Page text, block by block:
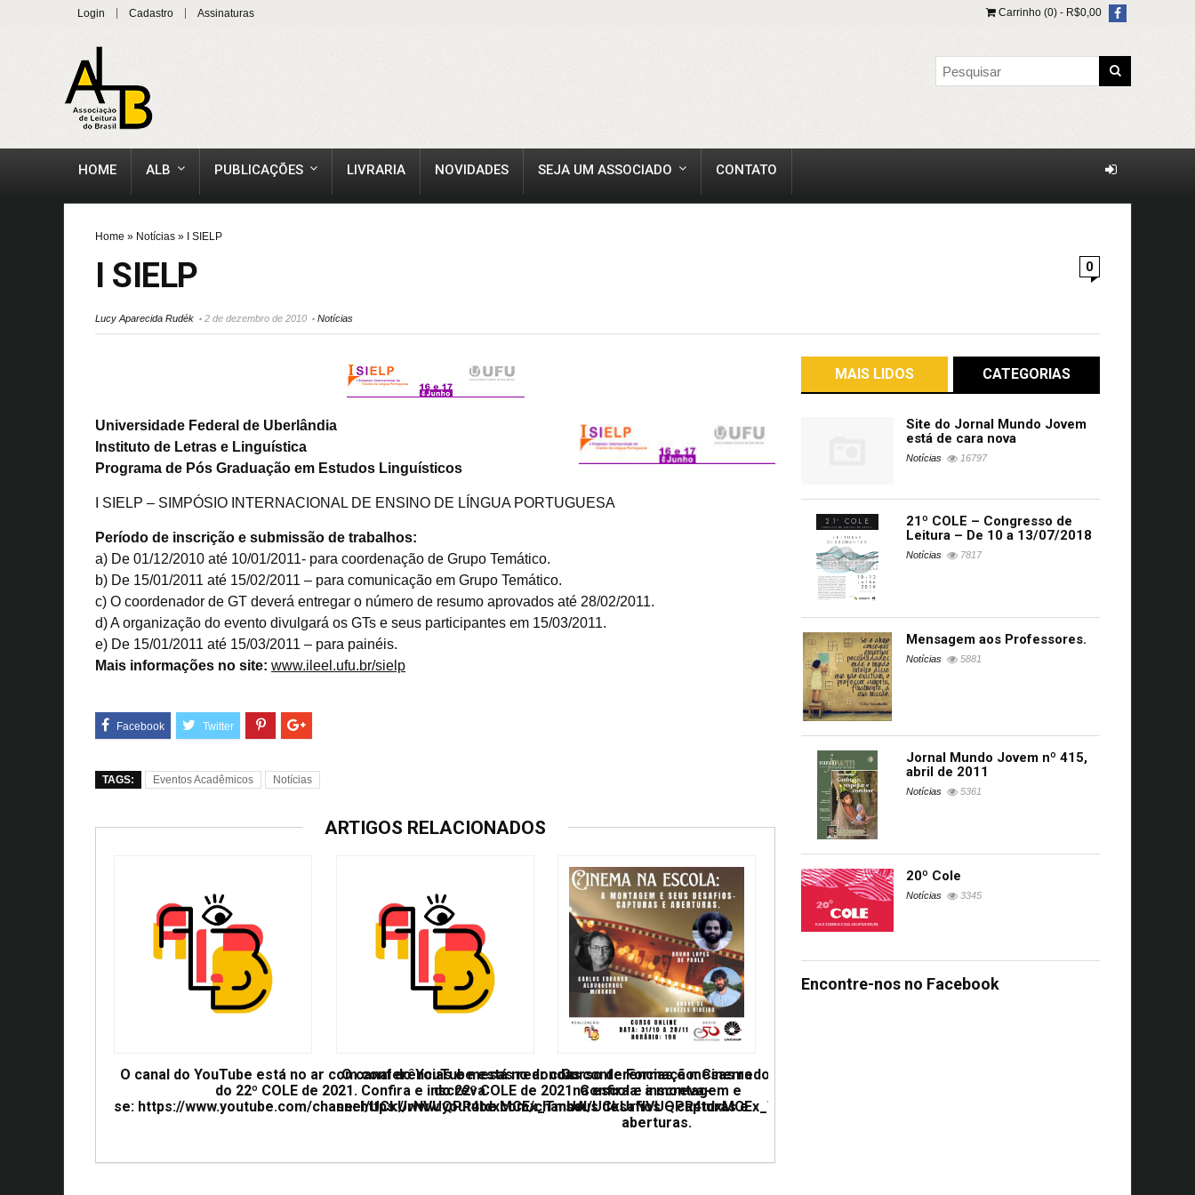
Login Cadastro Assinaturas Carrinho (0) - R$0,00
HOME ALB PUBLICAÇÕES LIVRARIA NOVIDADES SEJA UM ASSOCIADO CONTATO
Home » Notícias » I SIELP
0
I SIELP
Lucy Aparecida Rudék 2 de dezembro de 2010 Notícias
Universidade Federal de Uberlândia
Instituto de Letras e Linguística
Programa de Pós Graduação em Estudos Linguísticos
I SIELP – SIMPÓSIO INTERNACIONAL DE ENSINO DE LÍNGUA PORTUGUESA
Período de inscrição e submissão de trabalhos:
a) De 01/12/2010 até 10/01/2011- para coordenação de Grupo Temático.
b) De 15/01/2011 até 15/02/2011 – para comunicação em Grupo Temático.
c) O coordenador de GT deverá entregar o número de resumo aprovados até 28/02/2011.
d) A organização do evento divulgará os GTs e seus participantes em 15/03/2011.
e) De 15/01/2011 até 15/03/2011 – para painéis.
Mais informações no site: www.ileel.ufu.br/sielp
TAGS: Eventos Acadêmicos Notícias
ARTIGOS RELACIONADOS
O canal do YouTube está no ar com conferências e mesas redondas
do 22º COLE de 2021. Confira e inscreva
se: https://www.youtube.com/channel/UCkUrNVUQPR4tdxMCEx_TmUA
O canal do YouTube está no ar com conferências e mesas redondas
do 22º COLE de 2021. Confira e inscreva-
se: https://www.youtube.com/channel/UCkUrNVUQPR4tdxMCEx_TmUA
Curso de Formação: Cinema
na escola: a montagem e
seus desafios – capturas e
aberturas.
MAIS LIDOS CATEGORIAS
Site do Jornal Mundo Jovem
está de cara nova
Notícias 16797
21º COLE – Congresso de
Leitura – De 10 a 13/07/2018
Notícias 7817
Mensagem aos Professores.
Notícias 5881
Jornal Mundo Jovem nº 415,
abril de 2011
Notícias 5361
20º Cole
Notícias 3345
Encontre-nos no Facebook